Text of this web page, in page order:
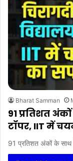
Bharat Samman
91 प्रतिशत
टॉपर, IIT में
91 प्रतिशत अंकों के साथ